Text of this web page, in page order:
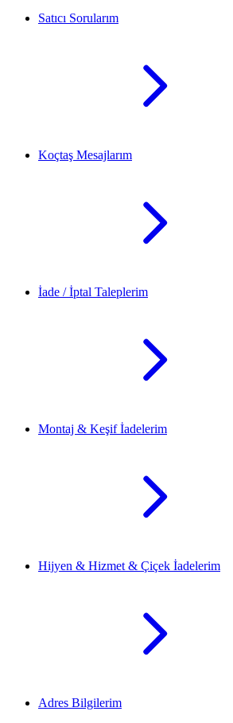
Satıcı Sorularım
Koçtaş Mesajlarım
İade / İptal Taleplerim
Montaj & Keşif İadelerim
Hijyen & Hizmet & Çiçek İadelerim
Adres Bilgilerim